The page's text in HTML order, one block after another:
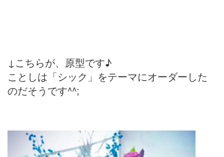
↓こちらが、原型です♪
ことしは「シック」をテーマにオーダーした
のだそうです^^;